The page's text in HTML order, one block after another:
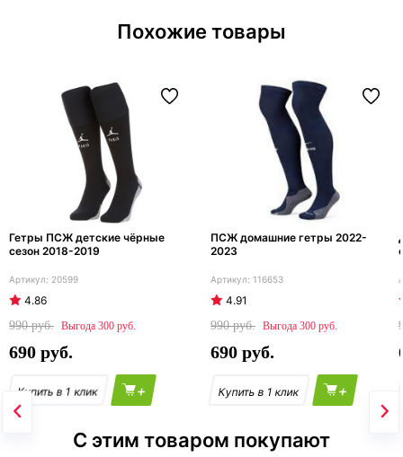
Похожие товары
Гетры ПСЖ детские чёрные
сезон 2018-2019
20599
4.86
990
300
690
+
ПСЖ домашние гетры 2022-
2023
116653
4.91
990
300
690
+
С этим товаром покупают